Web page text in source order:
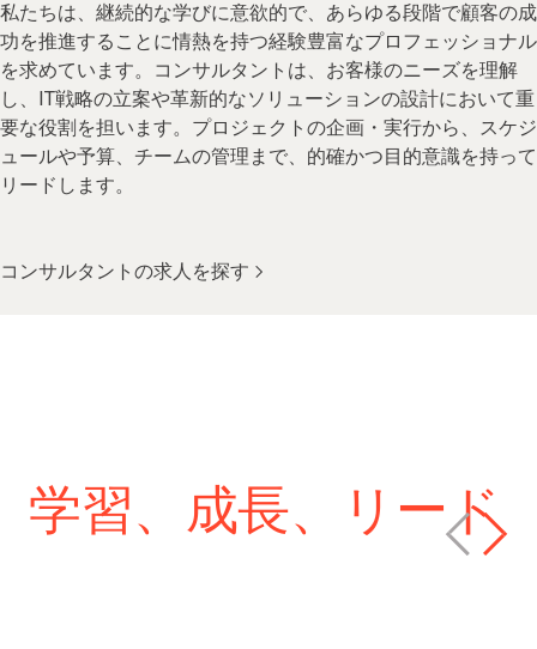
私たちは、継続的な学びに意欲的で、あらゆる段階で顧客の成
功を推進することに情熱を持つ経験豊富なプロフェッショナル
を求めています。コンサルタントは、お客様のニーズを理解
し、IT戦略の立案や革新的なソリューションの設計において重
要な役割を担います。プロジェクトの企画・実行から、スケジ
ュールや予算、チームの管理まで、的確かつ目的意識を持って
リードします。
コンサルタントの求人を探す
学習、成長、リード